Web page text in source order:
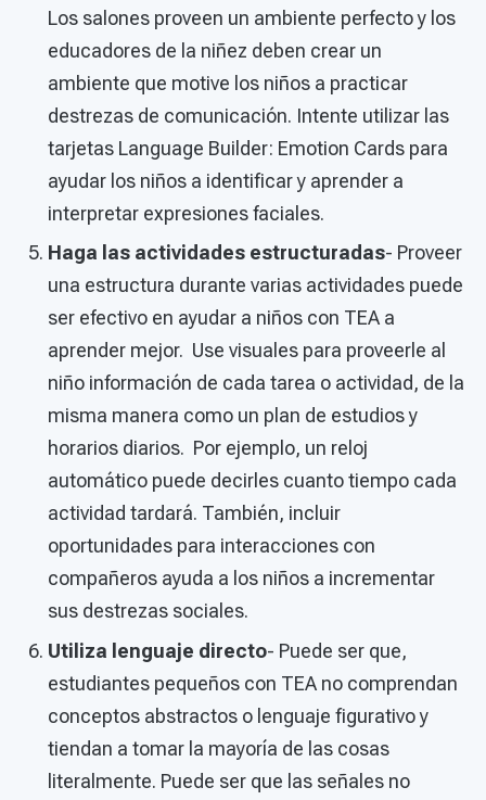
Los salones proveen un ambiente perfecto y los
educadores de la niñez deben crear un
ambiente que motive los niños a practicar
destrezas de comunicación. Intente utilizar las
tarjetas Language Builder: Emotion Cards para
ayudar los niños a identificar y aprender a
interpretar expresiones faciales.
Haga las actividades estructuradas- Proveer
una estructura durante varias actividades puede
ser efectivo en ayudar a niños con TEA a
aprender mejor. Use visuales para proveerle al
niño información de cada tarea o actividad, de la
misma manera como un plan de estudios y
horarios diarios. Por ejemplo, un reloj
automático puede decirles cuanto tiempo cada
actividad tardará. También, incluir
oportunidades para interacciones con
compañeros ayuda a los niños a incrementar
sus destrezas sociales.
Utiliza lenguaje directo- Puede ser que,
estudiantes pequeños con TEA no comprendan
conceptos abstractos o lenguaje figurativo y
tiendan a tomar la mayoría de las cosas
literalmente. Puede ser que las señales no